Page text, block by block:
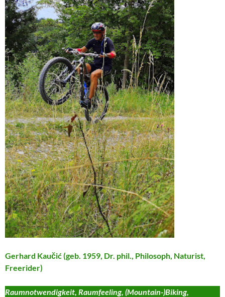
Gerhard Kaučić (geb. 1959, Dr. phil., Philosoph, Naturist,
Freerider)
Raumnotwendigkeit, Raumfeeling, (Mountain-)Biking,